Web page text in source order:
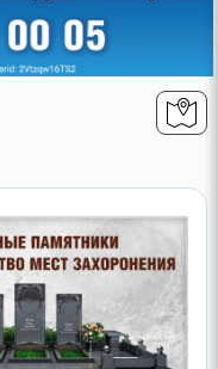
и
услуги
и безопасность
для животных
услуги